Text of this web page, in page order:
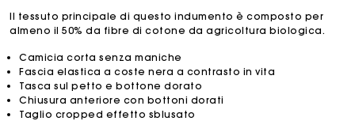
Il tessuto principale di questo indumento è composto per
almeno il 50% da fibre di cotone da agricoltura biologica.
Camicia corta senza maniche
Fascia elastica a coste nera a contrasto in vita
Tasca sul petto e bottone dorato
Chiusura anteriore con bottoni dorati
Taglio cropped effetto sblusato